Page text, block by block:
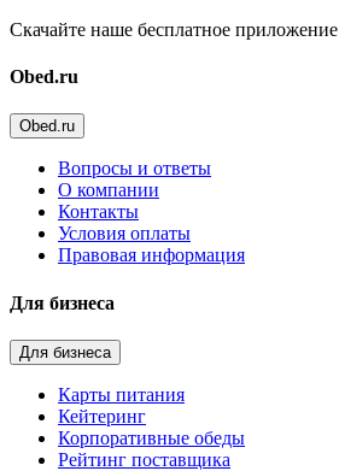
Скачайте наше бесплатное приложение
Obed.ru
Obed.ru
Вопросы и ответы
О компании
Контакты
Условия оплаты
Правовая информация
Для бизнеса
Для бизнеса
Карты питания
Кейтеринг
Корпоративные обеды
Рейтинг поставщика